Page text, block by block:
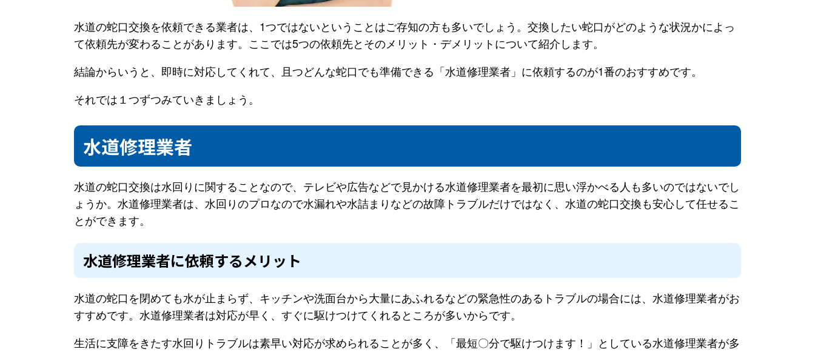
水道の蛇口交換を依頼できる業者は、1つではないということはご存知の方も多いでしょう。交換したい蛇口がどのような状況かによっ
て依頼先が変わることがあります。ここでは5つの依頼先とそのメリット・デメリットについて紹介します。
結論からいうと、即時に対応してくれて、且つどんな蛇口でも準備できる「水道修理業者」に依頼するのが1番のおすすめです。
それでは１つずつみていきましょう。
水道修理業者
水道の蛇口交換は水回りに関することなので、テレビや広告などで見かける水道修理業者を最初に思い浮かべる人も多いのではないでし
ょうか。水道修理業者は、水回りのプロなので水漏れや水詰まりなどの故障トラブルだけではなく、水道の蛇口交換も安心して任せるこ
とができます。
水道修理業者に依頼するメリット
水道の蛇口を閉めても水が止まらず、キッチンや洗面台から大量にあふれるなどの緊急性のあるトラブルの場合には、水道修理業者がお
すすめです。水道修理業者は対応が早く、すぐに駆けつけてくれるところが多いからです。
生活に支障をきたす水回りトラブルは素早い対応が求められることが多く、「最短〇分で駆けつけます！」としている水道修理業者が多